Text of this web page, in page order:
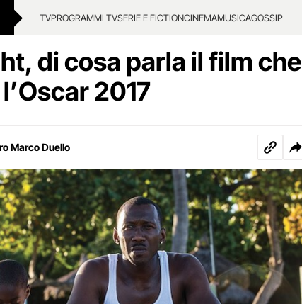
TVPROGRAMMI TVSERIE E FICTIONCINEMAMUSICAGOSSIP
di cosa parla il film che
2017
Marco Duello